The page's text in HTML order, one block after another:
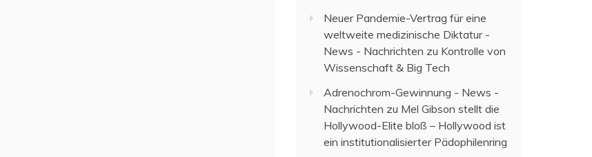
Neuer Pandemie-Vertrag für eine
weltweite medizinische Diktatur -
News - Nachrichten zu Kontrolle von
Wissenschaft & Big Tech
Adrenochrom-Gewinnung - News -
Nachrichten zu Mel Gibson stellt die
Hollywood-Elite bloß – Hollywood ist
ein institutionalisierter Pädophilenring